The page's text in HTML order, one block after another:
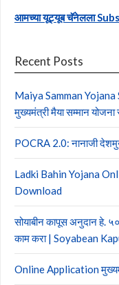
आमच्या यूट्यूब चॅनेलला
Recent Posts
Maiya Samman
मुख्यमंत्री मैया सम्मान
POCRA 2.0: नानाजी
Ladki Bahin Yojana
Download
सोयाबीन कापूस अनुदान हे.
काम करा | Soyabean
Online Application